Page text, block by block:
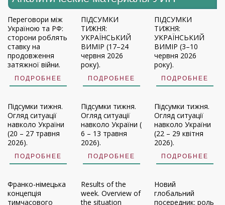
Переговори між
Україною та РФ:
сторони роблять
ставку на
продовження
затяжної війни.
ПОДРОБНЕЕ
ПІДСУМКИ
ТИЖНЯ:
УКРАЇНСЬКИЙ
ВИМІР (17–24
червня 2026
року).
ПОДРОБНЕЕ
ПІДСУМКИ
ТИЖНЯ:
УКРАЇНСЬКИЙ
ВИМІР (3–10
червня 2026
року).
ПОДРОБНЕЕ
Підсумки тижня.
Огляд ситуації
навколо України
(20 – 27 травня
2026).
ПОДРОБНЕЕ
Підсумки тижня.
Огляд ситуації
навколо України (
6 – 13 травня
2026).
ПОДРОБНЕЕ
Підсумки тижня.
Огляд ситуації
навколо України
(22 – 29 квітня
2026).
ПОДРОБНЕЕ
Франко-німецька
концепція
тимчасового
Results of the
week. Overview of
the situation
Новий
глобальний
посередник: роль